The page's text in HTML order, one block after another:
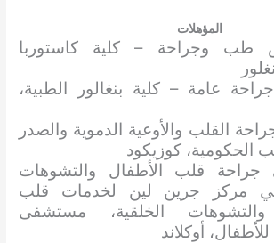
المؤهلات
طب وجراحة – كلية كاستوربا
عامة – كلية بنغالور الطبية،
القلب والأوعية الدموية والصدر
الحكومية، كوزيكود
جراحة قلب الأطفال والتشوهات
في مركز جرين لين لخدمات قلب
والتشوهات الخلقية، مستشفى
أوكلاند